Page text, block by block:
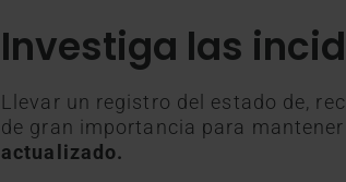
Investiga las
Llevar un registro del estado de,
de gran importancia para
actualizado.